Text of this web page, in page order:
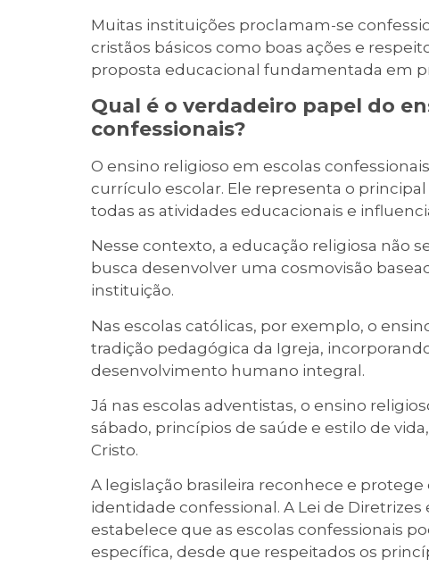
Muitas instituições proclamam-se
cristãos básicos como boas ações e
proposta educacional fundamentada em
Qual é o verdadeiro papel do
confessionais?
O ensino religioso em escolas
currículo escolar. Ele representa o
todas as atividades educacionais e
Nesse contexto, a educação religiosa não
busca desenvolver uma cosmovisão
instituição.
Nas escolas católicas, por exemplo, o
tradição pedagógica da Igreja,
desenvolvimento humano integral.
Já nas escolas adventistas, o ensino
sábado, princípios de saúde e estilo de
Cristo.
A legislação brasileira reconhece e
identidade confessional. A Lei de Diretrizes
estabelece que as escolas confessionais
específica, desde que respeitados os